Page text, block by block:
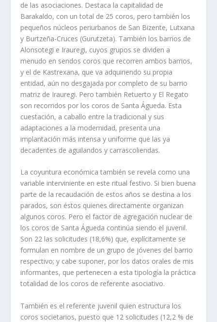
de las asociaciones. Destaca la capitalidad de
Barakaldo, con un total de 25 coros, pero también los
pequeños núcleos periurbanos de San Bizente, Lutxana
y Burtzeña-Cruces (Gurutzeta). También los barrios de
Alonsotegi e Irauregi, cuyos grupos se dividen a
menudo en sendos coros que recorren ambos barrios,
y el de Kastrexana, que va adquiriendo su propia
entidad, aún no desgajada por completo de su barrio
matriz de Irauregi. Pero también Retuerto y El Regato
son recorridos por los coros de Santa Águeda. Esta
cuestación, a caballo entre la tradicional y sus
adaptaciones a la modernidad, presenta una
implantación más intensa y uniforme que las ya
decadentes de aguilandos y carrascoliendas.
La coyuntura económica también se revela como una
variable interviniente en este ritual festivo. Si bien buena
parte de la recaudación de estos años se destina a los
parados, son éstos quienes directamente organizan
algunos coros. Pero el factor de agregación nuclear de
los coros de Santa Águeda continúa siendo el juvenil.
Son 22 las solicitudes (18,6%) que, explícitamente se
formulan en nombre de un grupo de jóvenes del barrio
respectivo; y cabe suponer, por los datos orales de mis
informantes, que pertenecen a esta tipología la práctica
totalidad de los coros de referente asociativo.
También es el referente juvenil quien estructura los
coros societarios, puesto que 12 solicitudes (12,2 % de